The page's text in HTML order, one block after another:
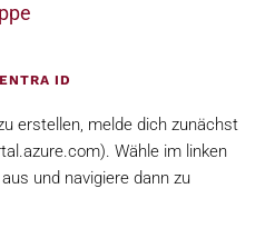
ID
erstellen, melde dich zunächst
Wähle im linken
und navigiere dann zu